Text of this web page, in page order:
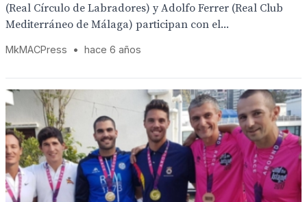
(Real Círculo de Labradores) y Adolfo Ferrer (Real Club
Mediterráneo de Málaga) participan con el...
MkMACPress • hace 6 años